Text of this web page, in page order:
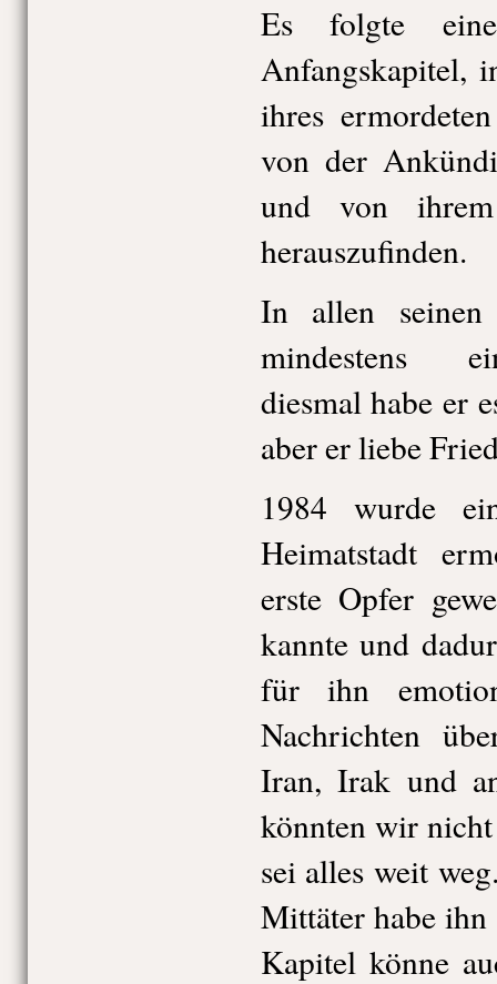
Es folgte
Anfangskapitel,
ihres
von der
und von
herauszufinden.
In allen seinen
mindestens
diesmal habe er
aber er liebe
1984 wurde
Heimatstadt
erste Opfer
kannte und
für ihn
Nachrichten
Iran, Irak und
könnten wir
sei alles weit
Mittäter habe ihn
Kapitel könne